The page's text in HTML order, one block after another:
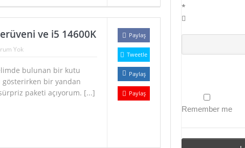
ve i5 14600K
Yok
bulunan bir kutu
bir yandan
paketi açıyorum. [...]
Paylaş
Tweetle
Paylaş
Paylaş
*
Remember me